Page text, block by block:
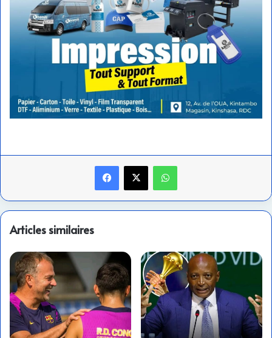
Facebook
X WhatsApp
Articles similaires